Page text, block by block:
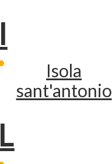
I
Isola
sant'antonio
L